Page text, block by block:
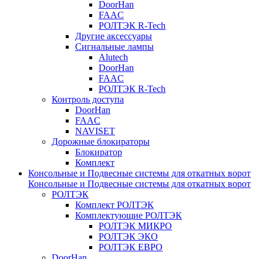
DoorHan
FAAC
РОЛТЭК R-Tech
Другие аксессуары
Сигнальные лампы
Alutech
DoorHan
FAAC
РОЛТЭК R-Tech
Контроль доступа
DoorHan
FAAC
NAVISET
Дорожные блокираторы
Блокиратор
Комплект
Консольные и Подвесные системы для откатных ворот
Консольные и Подвесные системы для откатных ворот
РОЛТЭК
Комплект РОЛТЭК
Комплектующие РОЛТЭК
РОЛТЭК МИКРО
РОЛТЭК ЭКО
РОЛТЭК ЕВРО